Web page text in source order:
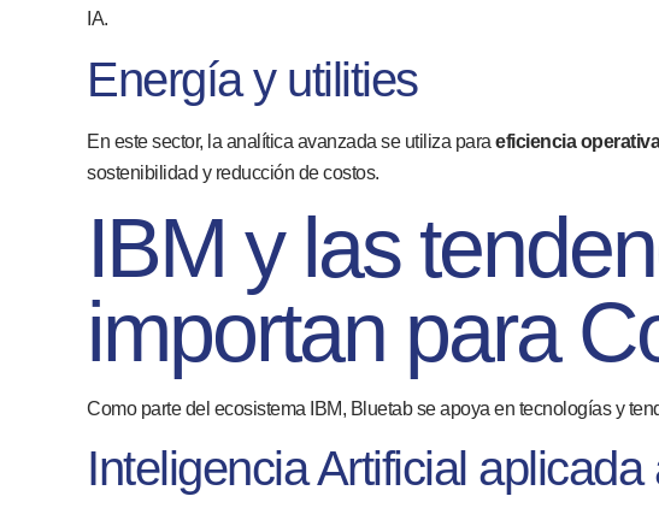
IA.
Energía y utilities
En este sector, la analítica avanzada se utiliza para eficiencia
sostenibilidad y reducción de costos.
IBM y las
importan para
Como parte del ecosistema IBM, Bluetab se apoya en tecnologías y
Inteligencia Artificial